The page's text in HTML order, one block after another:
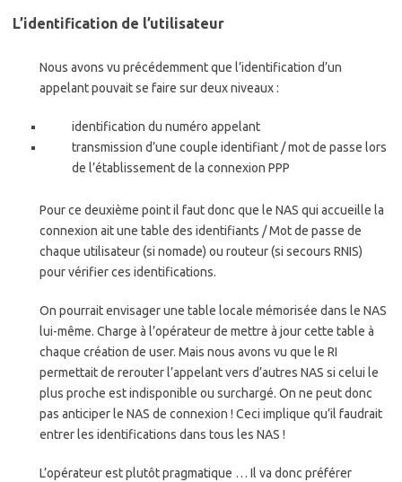
L’identification de l’utilisateur
Nous avons vu précédemment que l’identification d’un
appelant pouvait se faire sur deux niveaux :
identification du numéro appelant
transmission d’une couple identifiant / mot de passe lors
de l’établissement de la connexion PPP
Pour ce deuxième point il faut donc que le NAS qui accueille la
connexion ait une table des identifiants / Mot de passe de
chaque utilisateur (si nomade) ou routeur (si secours RNIS)
pour vérifier ces identifications.
On pourrait envisager une table locale mémorisée dans le NAS
lui-même. Charge à l’opérateur de mettre à jour cette table à
chaque création de user. Mais nous avons vu que le RI
permettait de rerouter l’appelant vers d’autres NAS si celui le
plus proche est indisponible ou surchargé. On ne peut donc
pas anticiper le NAS de connexion ! Ceci implique qu’il faudrait
entrer les identifications dans tous les NAS !
L’opérateur est plutôt pragmatique … Il va donc préférer